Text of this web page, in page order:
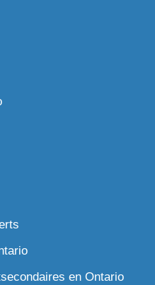
en Ontario